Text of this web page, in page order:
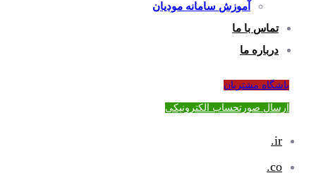
آموزش سامانه مودیان
تماس با ما
درباره ما
باشگاه مشتریان
ارسال صورتحساب الکترونیکی
ir.
co.